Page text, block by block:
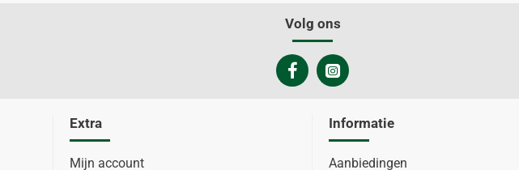
Volg ons
Extra
Mijn account
Informatie
Aanbiedingen